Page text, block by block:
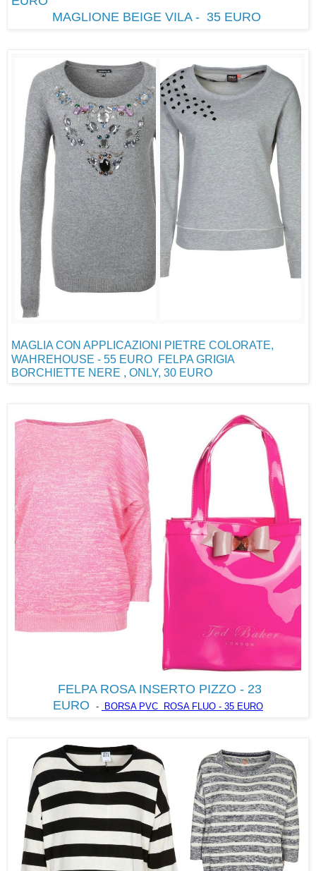
MAGLIONE BEIGE VILA - 35 EURO
MAGLIA CON APPLICAZIONI PIETRE COLORATE,
WAHREHOUSE - 55 EURO FELPA GRIGIA
BORCHIETTE NERE , ONLY, 30 EURO
FELPA ROSA INSERTO PIZZO - 23
EURO
- BORSA PVC ROSA FLUO - 35 EURO